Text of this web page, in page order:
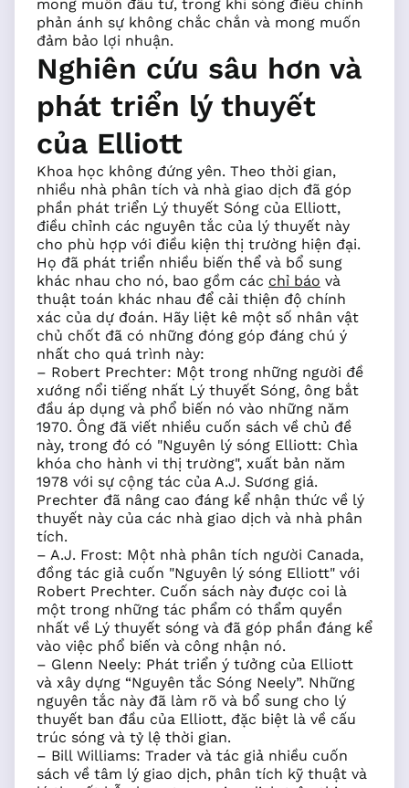
mong muốn đầu tư, trong khi sóng điều chỉnh
phản ánh sự không chắc chắn và mong muốn
đảm bảo lợi nhuận.
Nghiên cứu sâu hơn và
phát triển lý thuyết
của Elliott
Khoa học không đứng yên. Theo thời gian,
nhiều nhà phân tích và nhà giao dịch đã góp
phần phát triển Lý thuyết Sóng của Elliott,
điều chỉnh các nguyên tắc của lý thuyết này
cho phù hợp với điều kiện thị trường hiện đại.
Họ đã phát triển nhiều biến thể và bổ sung
khác nhau cho nó, bao gồm các chỉ báo và
thuật toán khác nhau để cải thiện độ chính
xác của dự đoán. Hãy liệt kê một số nhân vật
chủ chốt đã có những đóng góp đáng chú ý
nhất cho quá trình này:
– Robert Prechter: Một trong những người đề
xướng nổi tiếng nhất Lý thuyết Sóng, ông bắt
đầu áp dụng và phổ biến nó vào những năm
1970. Ông đã viết nhiều cuốn sách về chủ đề
này, trong đó có "Nguyên lý sóng Elliott: Chìa
khóa cho hành vi thị trường", xuất bản năm
1978 với sự cộng tác của A.J. Sương giá.
Prechter đã nâng cao đáng kể nhận thức về lý
thuyết này của các nhà giao dịch và nhà phân
tích.
– A.J. Frost: Một nhà phân tích người Canada,
đồng tác giả cuốn "Nguyên lý sóng Elliott" với
Robert Prechter. Cuốn sách này được coi là
một trong những tác phẩm có thẩm quyền
nhất về Lý thuyết sóng và đã góp phần đáng kể
vào việc phổ biến và công nhận nó.
– Glenn Neely: Phát triển ý tưởng của Elliott
và xây dựng “Nguyên tắc Sóng Neely”. Những
nguyên tắc này đã làm rõ và bổ sung cho lý
thuyết ban đầu của Elliott, đặc biệt là về cấu
trúc sóng và tỷ lệ thời gian.
– Bill Williams: Trader và tác giả nhiều cuốn
sách về tâm lý giao dịch, phân tích kỹ thuật và